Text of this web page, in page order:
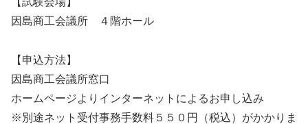
因島商工会議所 ４階ホール
【申込方法】
因島商工会議所窓口
ホームページよりインターネットによるお申し込み
※別途ネット受付事務手数料５５０円（税込）がかかりま